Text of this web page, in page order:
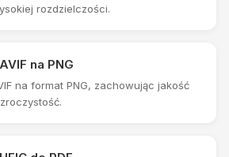
rozdzielczości.
na PNG
na format PNG, zachowując jakość